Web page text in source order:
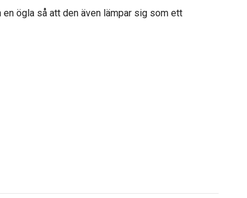
ögla så att den även lämpar sig som ett